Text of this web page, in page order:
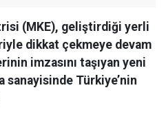
(MKE), geliştirdiği yerli
dikkat çekmeye devam
imzasını taşıyan yeni
sanayisinde Türkiye’nin